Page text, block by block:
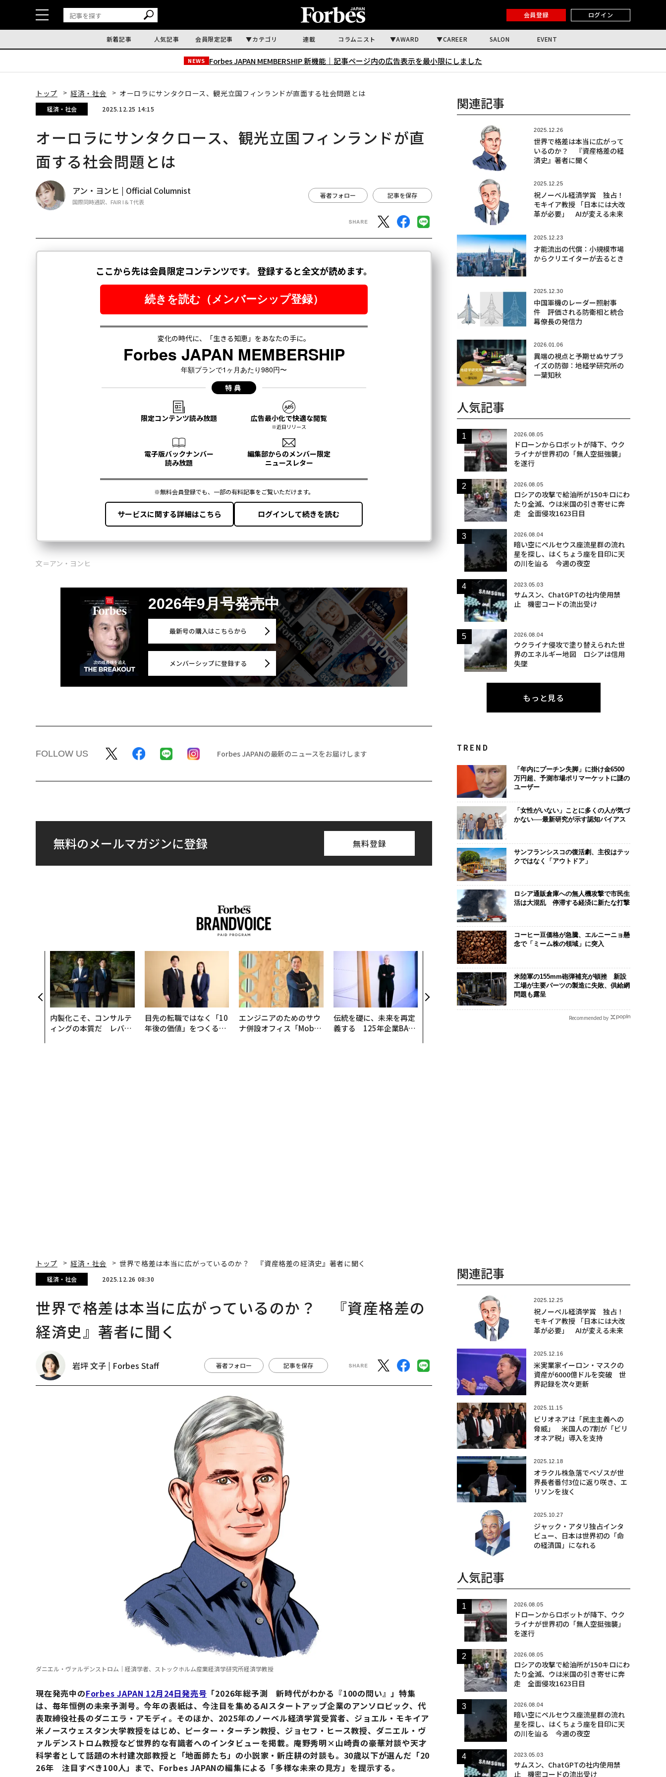
会員登録 ログイン
新着記事 人気記事 会員限定記事 カテゴリ 連載 コラムニスト AWARD CAREER SALON EVENT
NEWS Forbes JAPAN MEMBERSHIP 新機能｜ 記事ページ内の広告表示を最小限にしました
トップ 経済・社会 オーロラにサンタクロース、観光立国フィンランドが直面する社会問題とは
経済・社会 2025.12.25 14:15
オーロラにサンタクロース、観光立国フィンランドが直
面する社会問題とは
アン・ヨンヒ | Official Columnist
国際同時通訳、FAIR I＆T代表
著者フォロー 記事を保存
文＝アン・ヨンヒ
2026年9月号発売中
最新号の購入はこちらから
メンバーシップに登録する
FOLLOW US Forbes JAPANの最新のニュースをお届けします
無料のメールマガジンに登録 無料登録
内製化こそ、コンサルテ
ィングの本質だ レバレ
目先の転職ではなく「10
年後の価値」をつくる─
エンジニアのためのサウ
ナ併設オフィス「Mobiu
伝統を礎に、未来を再定
義する 125年企業BAT
「コンディション」が成
果を左右する――「BAKUN
E」のTENTIALが支える
「挑戦者の明日」
模組織が挑む「AIフル実
装」“使う”企業から“動
く”企業へ【NTTドコモ
のキャリアに
あるか。トッ
T 2026
関連記事
2025.12.26
世界で格差は本当に広がって
いるのか？ 『資産格差の経
済史』著者に聞く
2025.12.25
祝ノーベル経済学賞 独占！
モキイア教授 「日本には大改
革が必要」 AIが変える未来
2025.12.23
才能流出の代償：小規模市場
からクリエイターが去るとき
2025.12.30
中国軍機のレーダー照射事
件 評価される防衛相と統合
幕僚長の発信力
2026.01.06
異端の視点と予期せぬサプラ
イズの防御：地経学研究所の
一葉知秋
人気記事
2026.08.05
ドローンからロボットが降下、ウク
ライナが世界初の「無人空挺強襲」
を遂行
2026.08.05
ロシアの攻撃で給油所が150キロにわ
たり全滅、ウは米国の引き寄せに奔
走 全面侵攻1623日目
2026.08.04
暗い空にペルセウス座流星群の流れ
星を探し、はくちょう座を目印に天
の川を辿る 今週の夜空
2023.05.03
サムスン、ChatGPTの社内使用禁
止 機密コードの流出受け
2026.08.04
ウクライナ侵攻で塗り替えられた世
界のエネルギー地図 ロシアは信用
失墜
もっと見る
TREND
「年内にプーチン失脚」に掛け金6500
万円超、予測市場ポリマーケットに謎の
ユーザー
「女性がいない」ことに多くの人が気づ
かない──最新研究が示す認知バイアス
サンフランシスコの復活劇、主役はテッ
クではなく「アウトドア」
ロシア通販倉庫への無人機攻撃で市民生
活は大混乱 停滞する経済に新たな打撃
コーヒー豆価格が急騰、エルニーニョ懸
念で「ミーム株の領域」に突入
米陸軍の155mm砲弾補充が頓挫 新設
工場が主要パーツの製造に失敗、供給網
問題も露呈
Recommended by
トップ 経済・社会 世界で格差は本当に広がっているのか？ 『資産格差の経済史』著者に聞く
経済・社会 2025.12.26 08:30
世界で格差は本当に広がっているのか？ 『資産格差の
経済史』著者に聞く
岩坪 文子 | Forbes Staff 著者フォロー 記事を保存
ダニエル・ヴァルデンストロム｜経済学者、ストックホルム産業経済学研究所経済学教授
現在発売中のForbes JAPAN 12月24日発売号 「2026年総予測 新時代がわかる『100の問い』」特集
は、毎年恒例の未来予測号。今年の表紙は、今注目を集めるAIスタートアップ企業のアンソロピック、代
表取締役社長のダニエラ・アモディ。そのほか、2025年のノーベル経済学賞受賞者、ジョエル・モキイア
米ノースウェスタン大学教授をはじめ、ピーター・ターチン教授、ジョセフ・ヒース教授、ダニエル・ヴ
ァルデンストロム教授など世界的な有識者へのインタビューを掲載。庵野秀明×山崎貴の豪華対談や天才
科学者として話題の木村建次郎教授と「地面師たち」の小説家・新庄耕の対談も。30歳以下が選んだ「20
26年 注目すべき100人」まで、Forbes JAPANの編集による「多様な未来の見方」を提示する。
関連記事
2025.12.25
祝ノーベル経済学賞 独占！
モキイア教授 「日本には大改
革が必要」 AIが変える未来
2025.12.16
米実業家イーロン・マスクの
資産が6000億ドルを突破 世
界記録を次々更新
2025.11.15
ビリオネアは「民主主義への
脅威」 米国人の7割が「ビリ
オネア税」導入を支持
2025.12.18
オラクル株急落でベゾスが世
界長者番付3位に返り咲き、エ
リソンを抜く
2025.10.27
ジャック・アタリ独占インタ
ビュー、日本は世界初の「命
の経済国」になれる
人気記事
2026.08.05
ドローンからロボットが降下、ウク
ライナが世界初の「無人空挺強襲」
を遂行
2026.08.05
ロシアの攻撃で給油所が150キロにわ
たり全滅、ウは米国の引き寄せに奔
走 全面侵攻1623日目
2026.08.04
暗い空にペルセウス座流星群の流れ
星を探し、はくちょう座を目印に天
の川を辿る 今週の夜空
2023.05.03
サムスン、ChatGPTの社内使用禁
止 機密コードの流出受け